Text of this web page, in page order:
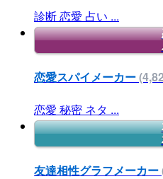
診断恋愛 占い ...
恋愛スパイメーカー
恋愛 秘密 ネタ ...
友達相性グラフメーカー